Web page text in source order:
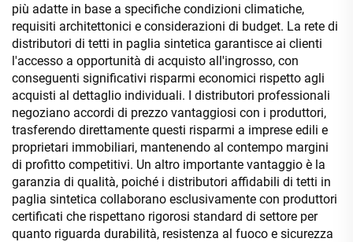
più adatte in base a specifiche condizioni climatiche,
requisiti architettonici e considerazioni di budget. La rete di
distributori di tetti in paglia sintetica garantisce ai clienti
l'accesso a opportunità di acquisto all'ingrosso, con
conseguenti significativi risparmi economici rispetto agli
acquisti al dettaglio individuali. I distributori professionali
negoziano accordi di prezzo vantaggiosi con i produttori,
trasferendo direttamente questi risparmi a imprese edili e
proprietari immobiliari, mantenendo al contempo margini
di profitto competitivi. Un altro importante vantaggio è la
garanzia di qualità, poiché i distributori affidabili di tetti in
paglia sintetica collaborano esclusivamente con produttori
certificati che rispettano rigorosi standard di settore per
quanto riguarda durabilità, resistenza al fuoco e sicurezza